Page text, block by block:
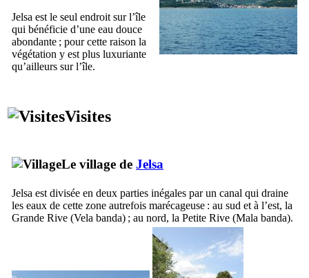
Jelsa est le seul endroit sur l’île
qui bénéficie d’une eau douce
abondante ; pour cette raison la
végétation y est plus luxuriante
qu’ailleurs sur l’île.
Visites
Le village de Jelsa
Jelsa est divisée en deux parties inégales par un canal qui draine
les eaux de cette zone autrefois marécageuse : au sud et à l’est, la
Grande Rive (Vela banda) ; au nord, la Petite Rive (Mala banda).